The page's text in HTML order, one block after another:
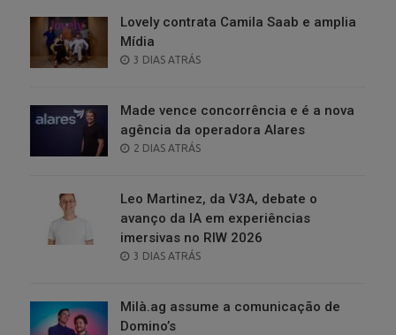
Lovely contrata Camila Saab e amplia
Mídia
POSTED
3 DIAS ATRÁS
Made vence concorrência e é a nova
agência da operadora Alares
POSTED
2 DIAS ATRÁS
Leo Martinez, da V3A, debate o
avanço da IA em experiências
imersivas no RIW 2026
POSTED
3 DIAS ATRÁS
Milà.ag assume a comunicação de
Domino’s